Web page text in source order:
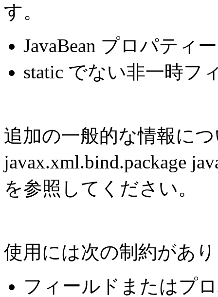
す。
JavaBean プロパティー
static でない非一時フ
追加の一般的な情報に
javax.xml.bind.package
を参照してください。
使用には次の制約があ
フィールドまたはプ